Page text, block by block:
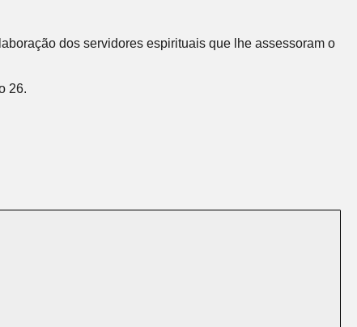
dos servidores espirituais que lhe assessoram o
26.